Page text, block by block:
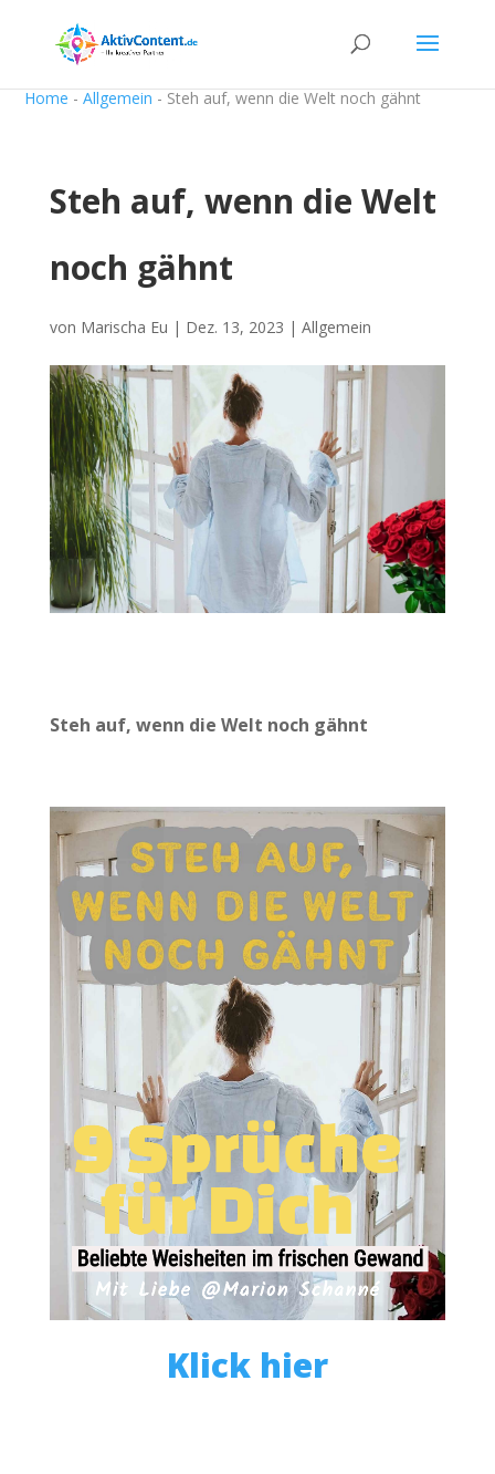
Home -Allgemein - Steh auf, wenn die Welt noch gähnt
Steh auf, wenn die Welt
noch gähnt
von Marischa Eu | Dez. 13, 2023 | Allgemein
Steh auf, wenn die Welt noch gähnt
Klick hier